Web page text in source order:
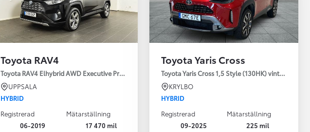
Från 350 900 kr
Från 3 450 kr/mån
Easy Billån
Nya GR GT
The soul lives on
Toyota RAV4
Toyota RAV4 Elhybrid AWD Executive Premium Drag 360-kamera JBL
UPPSALA
HYBRID
Registrerad
06-2019
Mätarställning
17 470 mil
Toyota Yaris Cross
Toyota Yaris Cross 1,5 Style (130HK) vinterhjul
KRYLBO
HYBRID
Registrerad
09-2025
Mätarställning
225 mil